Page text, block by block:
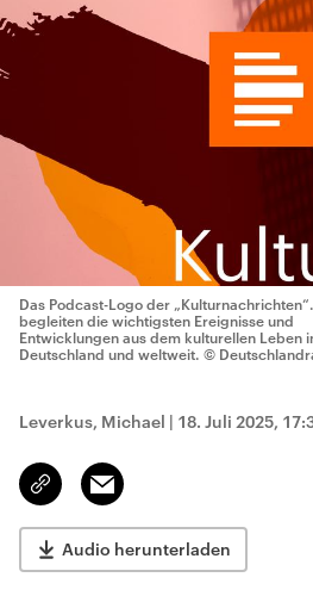
Das Podcast-Logo der
begleiten die wichtigsten Ereignisse und
Entwicklungen aus dem kulturellen Leben
Deutschland und weltweit. ©
Leverkus, Michael | 18. Juli 2025,
Link
kopieren/teilen
Email
Audio herunterladen